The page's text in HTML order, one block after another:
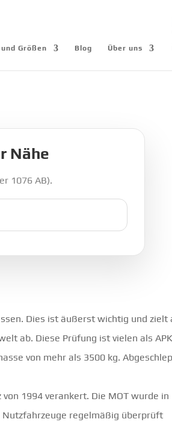
Größen Blog Über uns
Nähe
1076 AB).
Dies ist äußerst wichtig und zielt
ab. Diese Prüfung ist vielen als APK
von mehr als 3500 kg.
1994 verankert. Die MOT wurde in
regelmäßig überprüft